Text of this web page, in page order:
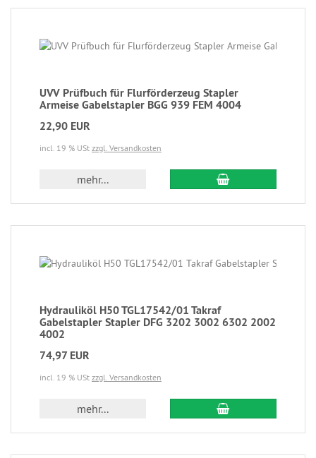
UVV Prüfbuch für Flurförderzeug Stapler
Armeise Gabelstapler BGG 939 FEM 4004
22,90 EUR
incl. 19 % USt zzgl. Versandkosten
mehr...
Hydrauliköl H50 TGL17542/01 Takraf
Gabelstapler Stapler DFG 3202 3002 6302 2002
4002
74,97 EUR
incl. 19 % USt zzgl. Versandkosten
mehr...